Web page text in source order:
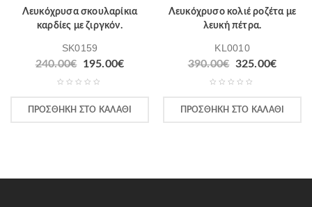
Λευκόχρυσα σκουλαρίκια
καρδίες με ζιργκόν.
SK0159
240.00€ 195.00€
ΠΡΟΣΘΉΚΗ ΣΤΟ ΚΑΛΆΘΙ
Λευκόχρυσο κολιέ ροζέτα με
λευκή πέτρα.
KL0010
390.00€ 325.00€
ΠΡΟΣΘΉΚΗ ΣΤΟ ΚΑΛΆΘΙ